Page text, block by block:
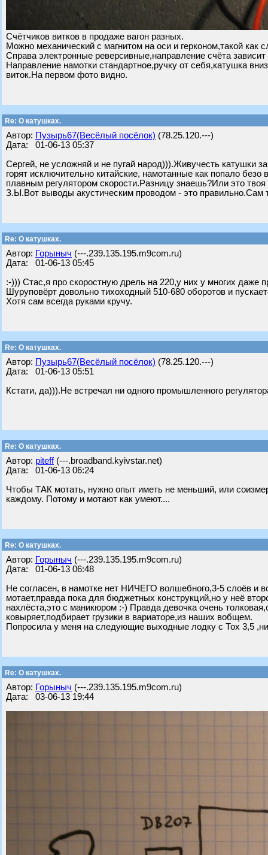
Счётчиков витков в продаже вагон разных.
Можно механический с магнитом на оси и герконом,такой как
Справа электронные реверсивные,направление счёта
Направление намотки стандартное,ручку от себя,катушка
виток.На первом фото видно.
Re: О катушках.
Автор: Пузырь67(Весёлый посёлок) (78.25.120.---)
Дата: 01-06-13 05:37
Сергей, не усложняй и не пугай народ))).Живучесть катушки
горят исключительно китайские, намотанные как попало
плавным регулятором скорости.Разницу знаешь?Или это
З.Ы.Вот выводы акустическим проводом - это правильно.Сам
Re: О катушках.
Автор: Горыныч (---.239.135.195.m9com.ru)
Дата: 01-06-13 05:45
:-))) Стас,я про скоростную дрель на 220,у них у многих даже
Шуруповёрт довольно тихоходный 510-680 оборотов и
Хотя сам всегда руками кручу.
Re: О катушках.
Автор: Пузырь67(Весёлый посёлок) (78.25.120.---)
Дата: 01-06-13 05:51
Кстати, да))).Не встречал ни одного промышленного
Re: О катушках.
Автор: piteff(---.broadband.kyivstar.net)
Дата: 01-06-13 06:24
Чтобы ТАК мотать, нужно опыт иметь не меньший, или
каждому. Потому и мотают как умеют....
Re: О катушках.
Автор: Горыныч (---.239.135.195.m9com.ru)
Дата: 01-06-13 06:48
Не согласен, в намотке нет НИЧЕГО волшебного,3-5 слоёв и
мотает,правда пока для бюджетных конструкций,но у неё
нахлёста,это с маникюром :-) Правда девочка очень
ковыряет,подбирает грузики в вариаторе,из наших вобщем.
Попросила у меня на следующие выходные лодку с Тох 3,5
Re: О катушках.
Автор: Горыныч (---.239.135.195.m9com.ru)
Дата: 03-06-13 19:44